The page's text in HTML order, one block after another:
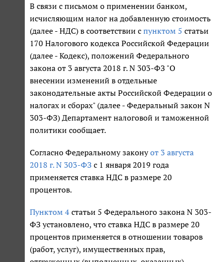
В связи с письмом о применении банком,
исчисляющим налог на добавленную стоимость
(далее - НДС) в соответствии с пунктом 5 статьи
170 Налогового кодекса Российской Федерации
(далее - Кодекс), положений Федерального
закона от 3 августа 2018 г. N 303-ФЗ "О
внесении изменений в отдельные
законодательные акты Российской Федерации о
налогах и сборах" (далее - Федеральный закон N
303-ФЗ) Департамент налоговой и таможенной
политики сообщает.
Согласно Федеральному законуот 3 августа
2018 г. N 303-ФЗ с 1 января 2019 года
применяется ставка НДС в размере 20
процентов.
Пунктом 4 статьи 5 Федерального закона N 303-
ФЗ установлено, что ставка НДС в размере 20
процентов применяется в отношении товаров
(работ, услуг), имущественных прав,